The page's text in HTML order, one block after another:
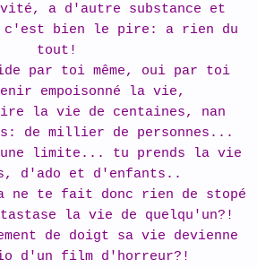
a d'autre substance et
c'est bien le pire: a rien du
tout!
par toi même, oui par toi
empoisonné la vie,
la vie de centaines, nan
de millier de personnes...
limite... tu prends la vie
d'ado et d'enfants..
ne te fait donc rien de stopé
la vie de quelqu'un?!
de doigt sa vie devienne
d'un film d'horreur?!